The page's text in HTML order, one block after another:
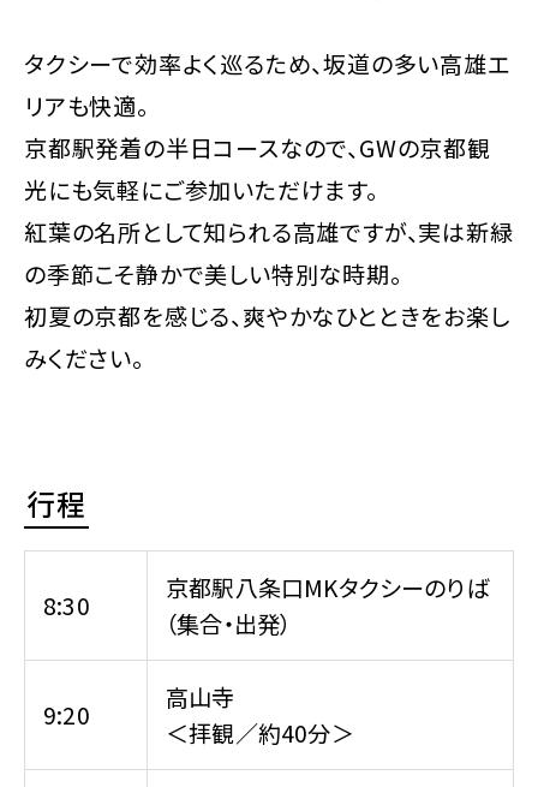
タクシーで効率よく巡るため、坂道の多い高雄エ
リアも快適。
京都駅発着の半日コースなので、GWの京都観
光にも気軽にご参加いただけます。
紅葉の名所として知られる高雄ですが、実は新緑
の季節こそ静かで美しい特別な時期。
初夏の京都を感じる、爽やかなひとときをお楽し
みください。
行程
8:30
京都駅八条口MKタクシーのりば
（集合・出発）
9:20
高山寺
＜拝観／約40分＞